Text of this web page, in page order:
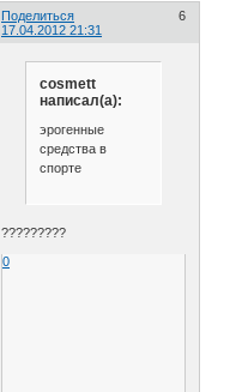
Поделиться
6
17.04.2012 21:31
cosmett
написал(а):
эрогенные
средства в
спорте
?????????
0